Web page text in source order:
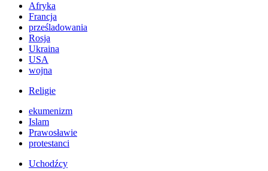
Afryka
Francja
prześladowania
Rosja
Ukraina
USA
wojna
Religie
ekumenizm
Islam
Prawosławie
protestanci
Uchodźcy